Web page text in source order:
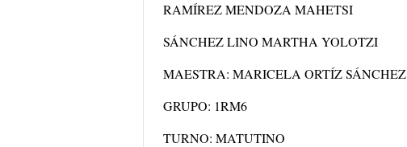
RAMÍREZ MENDOZA MAHETSI
SÁNCHEZ LINO MARTHA YOLOTZI
MAESTRA: MARICELA ORTÍZ SÁNCHEZ
GRUPO: 1RM6
TURNO: MATUTINO